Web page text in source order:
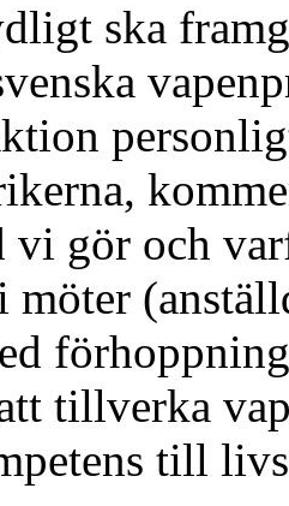
ska
vi gör och
tillverka
till